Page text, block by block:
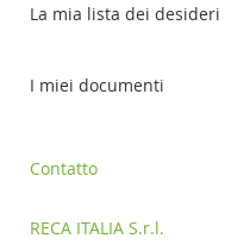
La mia lista dei desideri
I miei documenti
Contatto
RECA ITALIA S.r.l.